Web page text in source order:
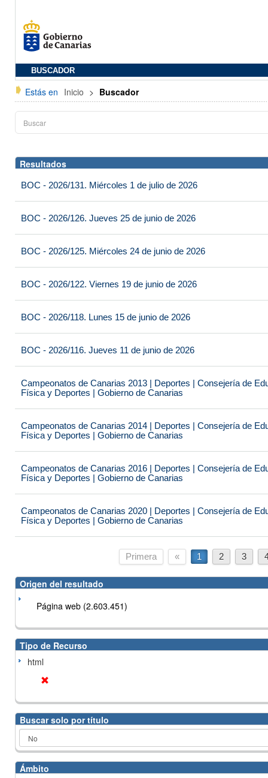
BUSCADOR
Estás en Inicio > Buscador
Resultados
BOC - 2026/131. Miércoles 1 de julio de 2026
BOC - 2026/126. Jueves 25 de junio de 2026
BOC - 2026/125. Miércoles 24 de junio de 2026
BOC - 2026/122. Viernes 19 de junio de 2026
BOC - 2026/118. Lunes 15 de junio de 2026
BOC - 2026/116. Jueves 11 de junio de 2026
Campeonatos de Canarias 2013 | Deportes | Consejería de
Física y Deportes | Gobierno de Canarias
Campeonatos de Canarias 2014 | Deportes | Consejería de
Física y Deportes | Gobierno de Canarias
Campeonatos de Canarias 2016 | Deportes | Consejería de
Física y Deportes | Gobierno de Canarias
Campeonatos de Canarias 2020 | Deportes | Consejería de
Física y Deportes | Gobierno de Canarias
Primera « 1 2 3
Origen del resultado
Página web (2.603.451)
Tipo de Recurso
html
Buscar solo por título
Ámbito